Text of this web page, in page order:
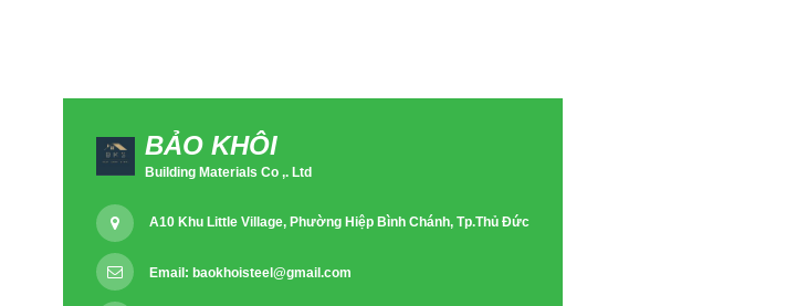
BẢO KHÔI
Building Materials Co ,. Ltd
A10 Khu Little Village, Phường Hiệp Bình Chánh, Tp.Thủ Đức
Email:baokhoisteel@gmail.com